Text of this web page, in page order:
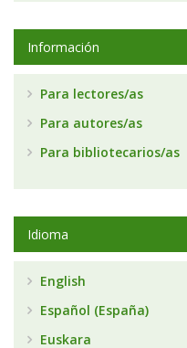
Información
Para lectores/as
Para autores/as
Para bibliotecarios/as
Idioma
English
Español (España)
Euskara